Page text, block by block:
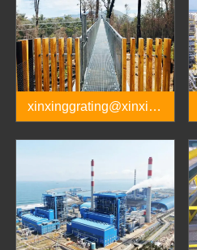
xinxinggrating@xinxing
pipes.com.cn